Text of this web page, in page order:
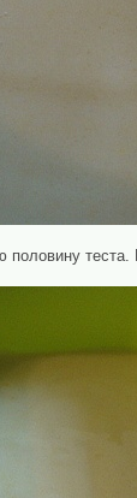
теста.